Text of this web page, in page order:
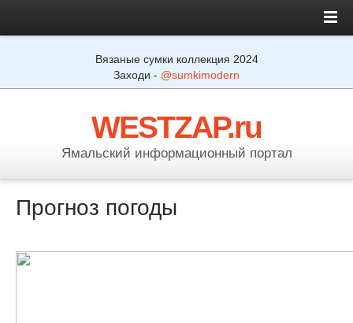
Вязаные сумки коллекция 2024
Заходи - @sumkimodern
WESTZAP.ru
Ямальский информационный портал
Прогноз погоды